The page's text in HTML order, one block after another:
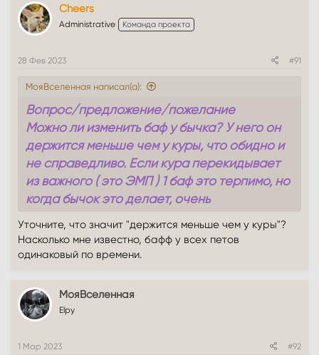
Cheers
Administrative Команда проекта
28 Фев 2023 #91
МояВселенная написал(а):
Вопрос/предложение/пожелание
Можно ли изменить баф у бычка? У него он
держится меньше чем у куры, что обидно и
не справедливо. Если кура перекидывает
из важного ( это ЭМП ) 1 баф это терпимо, но
когда бычок это делает, очень
физа все важны ).
Прошу рассмотреть вариант увеличения
Уточните, что значит "держится меньше чем у куры"?
Насколько мне известно, бафф у всех петов
одинаковый по времени.
МояВселенная
Elpy
1 Мар 2023 #92